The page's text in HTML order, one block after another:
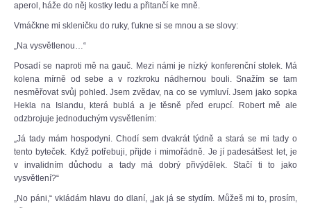
aperol, háže do něj kostky ledu a přitančí ke mně.
Vmáčkne mi skleničku do ruky, ťukne si se mnou a se slovy:
„Na vysvětlenou…“
Posadí se naproti mě na gauč. Mezi námi je nízký konferenční stolek. Má
kolena mírně od sebe a v rozkroku nádhernou bouli. Snažím se tam
nesměřovat svůj pohled. Jsem zvědav, na co se vymluví. Jsem jako sopka
Hekla na Islandu, která bublá a je těsně před erupcí. Robert mě ale
odzbrojuje jednoduchým vysvětlením:
„Já tady mám hospodyni. Chodí sem dvakrát týdně a stará se mi tady o
tento byteček. Když potřebuji, přijde i mimořádně. Je jí padesátšest let, je
v invalidním důchodu a tady má dobrý přivýdělek. Stačí ti to jako
vysvětlení?“
„No páni,“ vkládám hlavu do dlaní, „jak já se stydím. Můžeš mi to, prosím,